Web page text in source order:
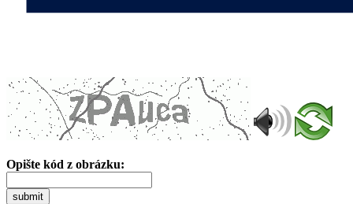
Opište kód z obrázku:
submit